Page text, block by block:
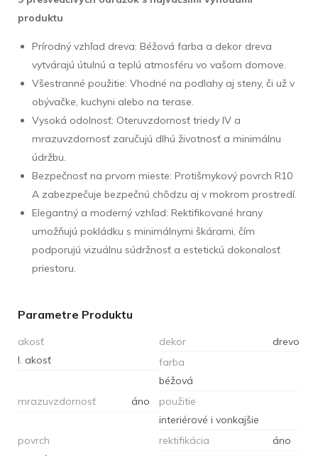
produktu
Prírodný vzhľad dreva: Béžová farba a dekor dreva
vytvárajú útulnú a teplú atmosféru vo vašom domove.
Všestranné použitie: Vhodné na podlahy aj steny, či už v
obývačke, kuchyni alebo na terase.
Vysoká odolnosť: Oteruvzdornosť triedy IV a
mrazuvzdornosť zaručujú dlhú životnosť a minimálnu
údržbu.
Bezpečnosť na prvom mieste: Protišmykový povrch R10
A zabezpečuje bezpečnú chôdzu aj v mokrom prostredí.
Elegantný a moderný vzhľad: Rektifikované hrany
umožňujú pokládku s minimálnymi škárami, čím
podporujú vizuálnu súdržnosť a estetickú dokonalosť
priestoru.
Parametre Produktu
akosť
I. akosť
dekor
drevo
farba
béžová
mrazuvzdornosť
áno
použitie
interiérové i vonkajšie
povrch
rektifikácia
áno